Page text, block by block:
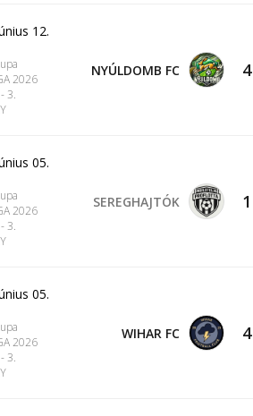
12.
2026
3.
NYÚLDOMB FC 4
05.
2026
3.
SEREGHAJTÓK 1
05.
2026
3.
WIHAR FC 4